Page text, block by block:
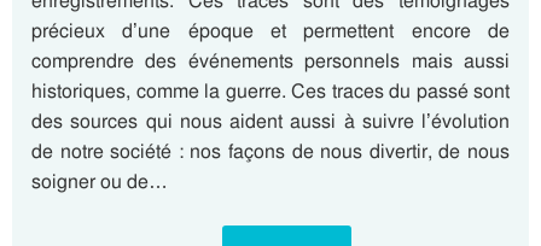
précieux d’une époque et permettent encore de
comprendre des événements personnels mais aussi
historiques, comme la guerre. Ces traces du passé sont
des sources qui nous aident aussi à suivre l’évolution
de notre société : nos façons de nous divertir, de nous
soigner ou de…